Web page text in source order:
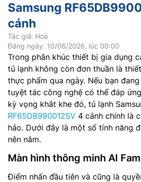
Samsung
cánh
Tác giả: Hoà
Đăng ngày: 10/06/2026, lúc 00:00
Trong phân khúc thiết bị gia dụng
tủ lạnh không còn đơn thuần là
thực phẩm qua ngày. Nếu bạn
tuyệt tác công nghệ có thể đáp
kỳ vọng khắt khe đó, tủ lạnh
RF65DB990012SV 4 cánh chính là
hảo. Dưới đây là một số tính năng
nên nắm.
Màn hình thông minh AI
Điểm nhấn đầu tiên và cũng là